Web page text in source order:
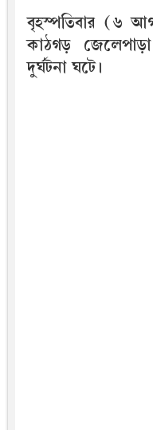
বৃহস্পতিবার (৬
কাঠগড়
দুর্ঘটনা ঘটে।